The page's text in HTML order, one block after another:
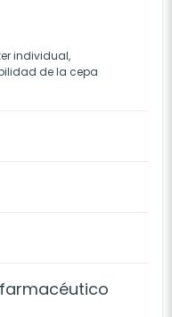
individual,
de la cepa